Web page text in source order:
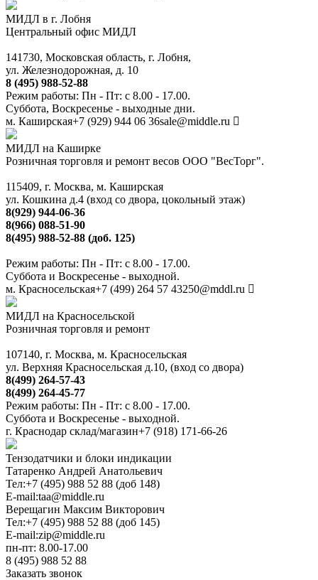
МИДЛ в г. Лобня
Центральный офис МИДЛ
141730, Московская область, г. Лобня,
ул. Железнодорожная, д. 10
8 (495) 988-52-88
Режим работы: Пн - Пт: с 8.00 - 17.00.
Суббота, Воскресенье - выходные дни.
м. Каширская+7 (929) 944 06 36sale@middle.ru
МИДЛ на Каширке
Розничная торговля и ремонт весов ООО "ВесТорг".
115409, г. Москва, м. Каширская
ул. Кошкина д.4 (вход со двора, цокольный этаж)
8(929) 944-06-36
8(966) 088-51-90
8(495) 988-52-88 (доб. 125)
Режим работы: Пн - Пт: с 8.00 - 17.00.
Суббота и Воскресенье - выходной.
м. Красносельская+7 (499) 264 57 43250@mddl.ru
МИДЛ на Красносельской
Розничная торговля и ремонт
107140, г. Москва, м. Красносельская
ул. Верхняя Красносельская д.10, (вход со двора)
8(499) 264-57-43
8(499) 264-45-77
Режим работы: Пн - Пт: с 8.00 - 17.00.
Суббота и Воскресенье - выходной.
г. Краснодар склад/магазин+7 (918) 171-66-26
Тензодатчики и блоки индикации
Татаренко Андрей Анатольевич
Тел:+7 (495) 988 52 88 (доб 148)
E-mail:taa@middle.ru
Верещагин Максим Викторович
Тел:+7 (495) 988 52 88 (доб 145)
E-mail:zip@middle.ru
пн-пт: 8.00-17.00
8 (495) 988 52 88
Заказать звонок